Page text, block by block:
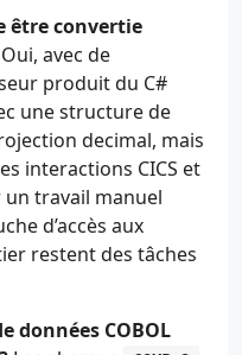
être convertie
Oui, avec de
produit du C#
une structure de
decimal, mais
interactions CICS et
travail manuel
d’accès aux
restent des tâches
données COBOL